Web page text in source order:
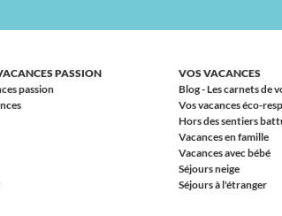
PASSION
passion
VOS VACANCES
Blog - Les carnets de
Vos vacances éco-
Hors des sentiers
Vacances en famille
Vacances avec bébé
Séjours neige
Séjours à l'étranger